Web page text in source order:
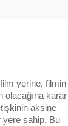
yerine, filmin
olacağına karar
aksine
yere sahip. Bu